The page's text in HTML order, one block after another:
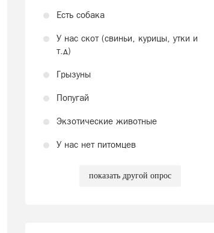
Есть собака
У нас скот (свиньи, курицы, утки и
т.д)
Грызуны
Попугай
Экзотические животные
У нас нет питомцев
показать другой опрос